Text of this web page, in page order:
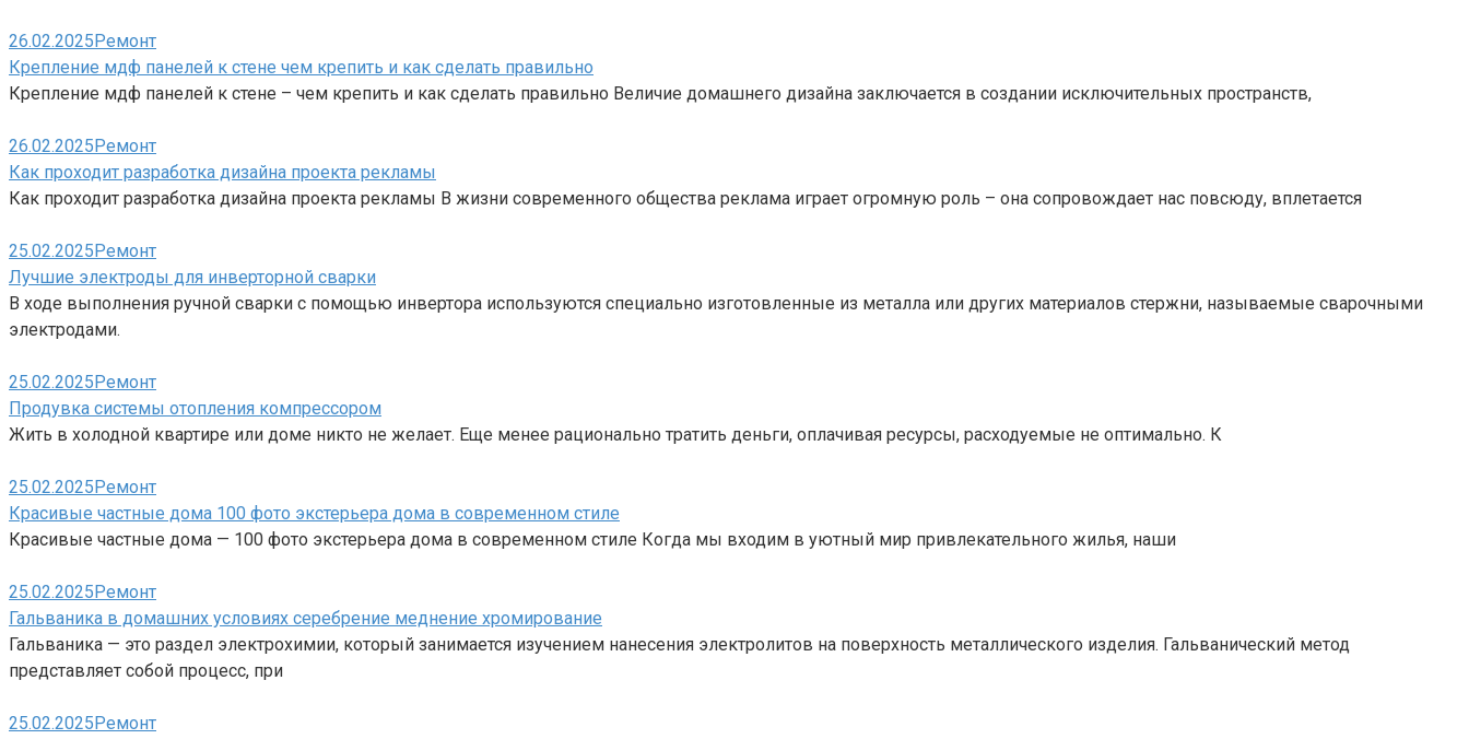
26.02.2025Ремонт
Крепление мдф панелей к стене чем крепить и как сделать правильно
Крепление мдф панелей к стене – чем крепить и как сделать правильно Величие домашнего дизайна заключается в создании исключительных пространств,
26.02.2025Ремонт
Как проходит разработка дизайна проекта рекламы
Как проходит разработка дизайна проекта рекламы В жизни современного общества реклама играет огромную роль – она сопровождает нас повсюду, вплетается
25.02.2025Ремонт
Лучшие электроды для инверторной сварки
В ходе выполнения ручной сварки с помощью инвертора используются специально изготовленные из металла или других материалов стержни, называемые сварочными
электродами.
25.02.2025Ремонт
Продувка системы отопления компрессором
Жить в холодной квартире или доме никто не желает. Еще менее рационально тратить деньги, оплачивая ресурсы, расходуемые не оптимально. К
25.02.2025Ремонт
Красивые частные дома 100 фото экстерьера дома в современном стиле
Красивые частные дома — 100 фото экстерьера дома в современном стиле Когда мы входим в уютный мир привлекательного жилья, наши
25.02.2025Ремонт
Гальваника в домашних условиях серебрение меднение хромирование
Гальваника — это раздел электрохимии, который занимается изучением нанесения электролитов на поверхность металлического изделия. Гальванический метод
представляет собой процесс, при
25.02.2025Ремонт